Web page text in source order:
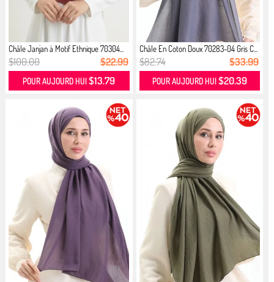
Châle Janjan à Motif Ethnique 70304...
$100.00 $22.99
POUR AUJOURD HUI$13.79
Châle En Coton Doux 70283-04 Gris C...
$82.74 $33.99
POUR AUJOURD HUI $20.39